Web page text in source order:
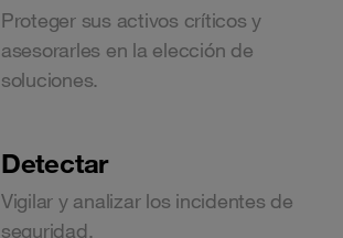
Proteger sus activos críticos y
asesorarles en la elección de
soluciones.
Detectar
Vigilar y analizar los incidentes de
seguridad.